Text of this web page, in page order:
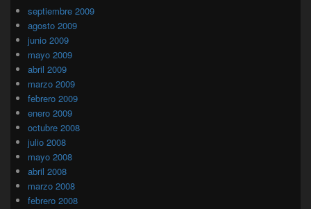
septiembre 2009
agosto 2009
junio 2009
mayo 2009
abril 2009
marzo 2009
febrero 2009
enero 2009
octubre 2008
julio 2008
mayo 2008
abril 2008
marzo 2008
febrero 2008